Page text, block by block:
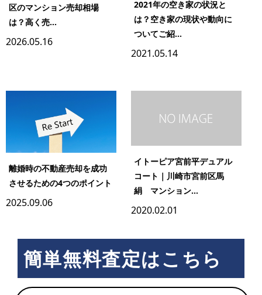
区のマンション売却相場
は？高く売...
2026.05.16
2021年の空き家の状況と
は？空き家の現状や動向に
ついてご紹...
2021.05.14
離婚時の不動産売却を成功
させるための4つのポイント
2025.09.06
イトーピア宮前平デュアル
コート｜川崎市宮前区馬
絹 マンション...
2020.02.01
簡単無料査定はこちら